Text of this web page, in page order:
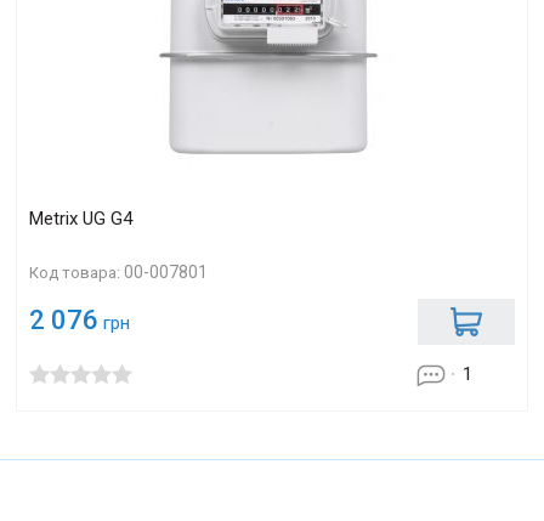
Metrix UG G4
Код товара:00-007801
2 076 грн
1